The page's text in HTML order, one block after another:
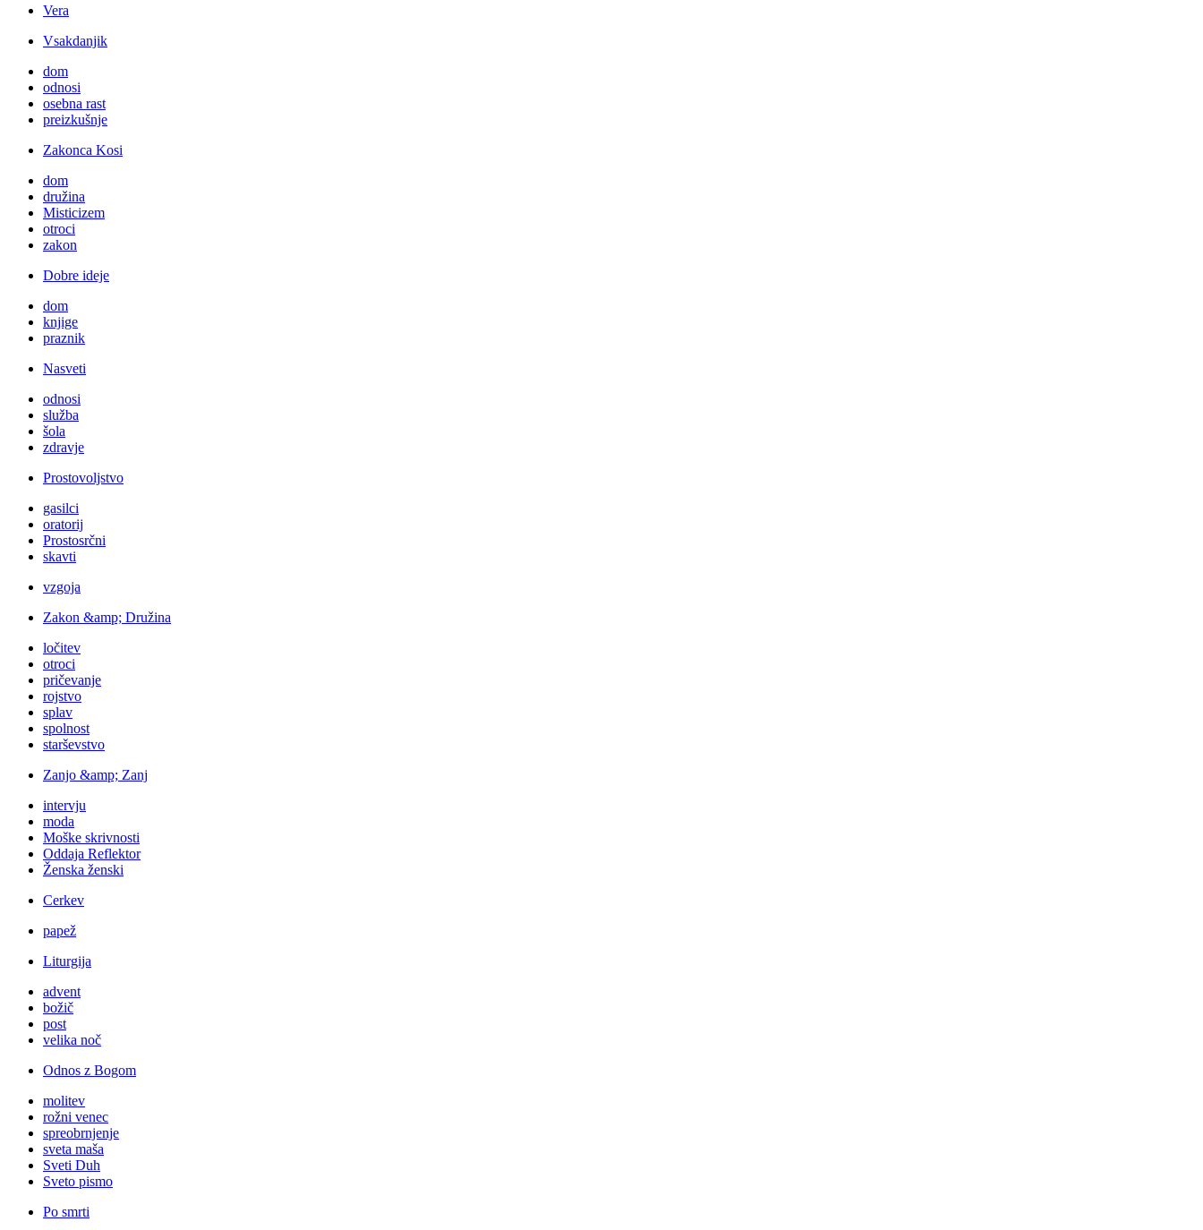
Vera
Vsakdanjik
dom
odnosi
osebna rast
preizkušnje
Zakonca Kosi
dom
družina
Misticizem
otroci
zakon
Dobre ideje
dom
knjige
praznik
Nasveti
odnosi
služba
šola
zdravje
Prostovoljstvo
gasilci
oratorij
Prostosrčni
skavti
vzgoja
Zakon &amp; Družina
ločitev
otroci
pričevanje
rojstvo
splav
spolnost
starševstvo
Zanjo &amp; Zanj
intervju
moda
Moške skrivnosti
Oddaja Reflektor
Ženska ženski
Cerkev
papež
Liturgija
advent
božič
post
velika noč
Odnos z Bogom
molitev
rožni venec
spreobrnjenje
sveta maša
Sveti Duh
Sveto pismo
Po smrti